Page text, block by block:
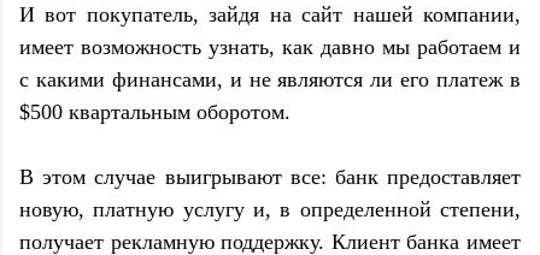
И вот покупатель, зайдя на сайт нашей компании,
имеет возможность узнать, как давно мы работаем и
с какими финансами, и не являются ли его платеж в
$500 квартальным оборотом.
В этом случае выигрывают все: банк предоставляет
новую, платную услугу и, в определенной степени,
получает рекламную поддержку. Клиент банка имеет